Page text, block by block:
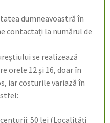
dumneavoastră în
contactați la numărul de
se realizează
orele 12 și 16, doar în
iar costurile variază în
50 lei (Localități